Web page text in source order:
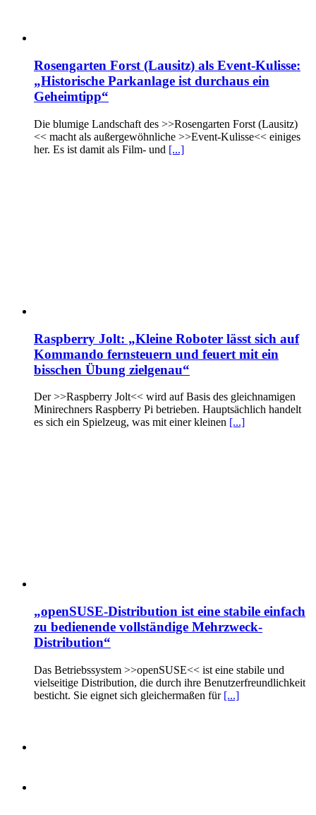
Rosengarten Forst (Lausitz) als Event-Kulisse:
„Historische Parkanlage ist durchaus ein
Geheimtipp“
Die blumige Landschaft des >>Rosengarten Forst (Lausitz)
<< macht als außergewöhnliche >>Event-Kulisse<< einiges
her. Es ist damit als Film- und [...]
Raspberry Jolt: „Kleine Roboter lässt sich auf
Kommando fernsteuern und feuert mit ein
bisschen Übung zielgenau“
Der >>Raspberry Jolt<< wird auf Basis des gleichnamigen
Minirechners Raspberry Pi betrieben. Hauptsächlich handelt
es sich ein Spielzeug, was mit einer kleinen [...]
„openSUSE-Distribution ist eine stabile einfach
zu bedienende vollständige Mehrzweck-
Distribution“
Das Betriebssystem >>openSUSE<< ist eine stabile und
vielseitige Distribution, die durch ihre Benutzerfreundlichkeit
besticht. Sie eignet sich gleichermaßen für [...]